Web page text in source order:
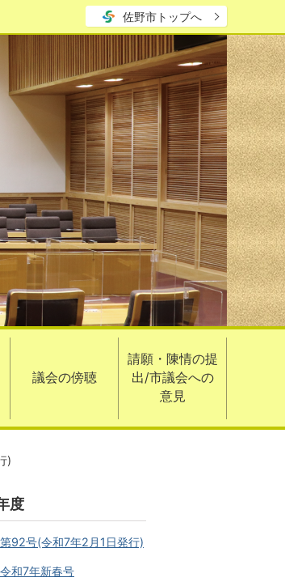
佐野市トップへ
議会の傍聴
請願・陳情の提
出/市議会への
意見
)
度
92号(令和7年2月1日発行)
和7年新春号